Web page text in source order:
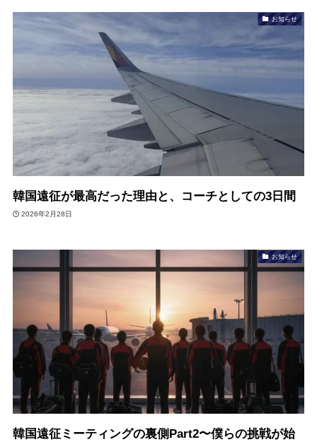
お知らせ
韓国遠征が最高だった理由と、コーチとしての3日間
2026年2月28日
お知らせ
韓国遠征ミーティングの裏側Part2〜僕らの挑戦が始